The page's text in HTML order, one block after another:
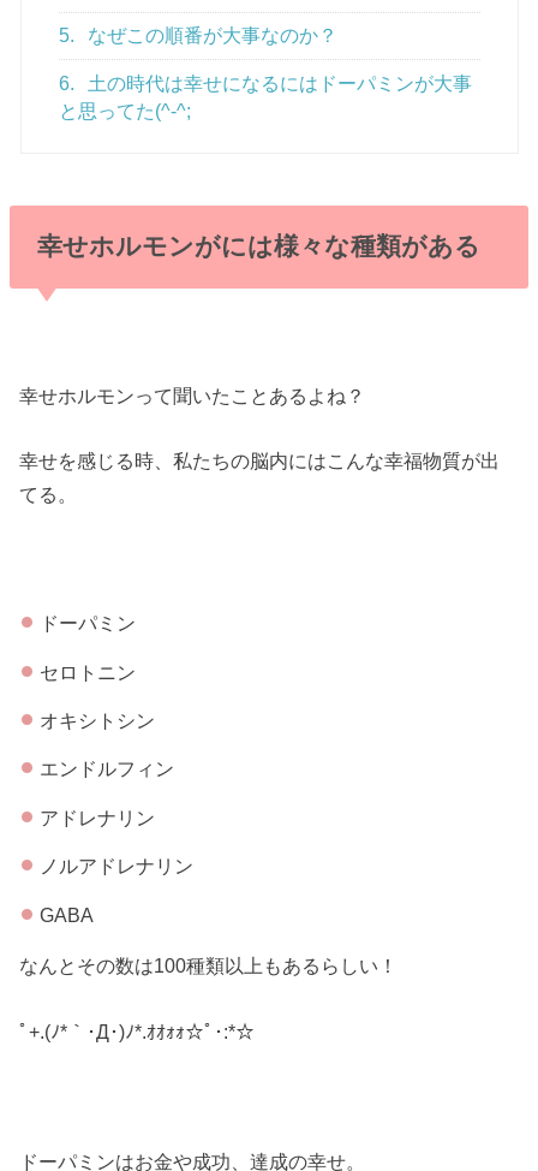
5. なぜこの順番が大事なのか？
6.
土の時代は幸せになるにはドーパミンが大事
と思ってた(^-^;
幸せホルモンがには様々な種類がある
幸せホルモンって聞いたことあるよね？
幸せを感じる時、私たちの脳内にはこんな幸福物質が出
てる。
ドーパミン
セロトニン
オキシトシン
エンドルフィン
アドレナリン
ノルアドレナリン
GABA
なんとその数は100種類以上もあるらしい！
ﾟ+.(ﾉ*｀･Д･)ﾉ*.ｵｵｫｫ☆ﾟ･:*☆
ドーパミンはお金や成功、達成の幸せ。